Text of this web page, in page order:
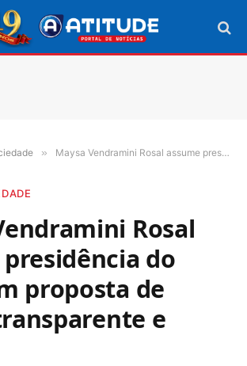
» Maysa Vendramini Rosal assume presidência do TJTO com proposta de justiça transparente e eficaz
Rosal
do
proposta de
e